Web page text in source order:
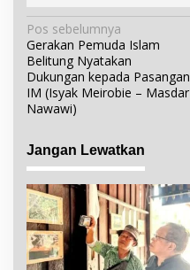
N
a
v
i
g
s
i
p
o
s
Pos sebelumnya
Gerakan Pemuda Islam
Belitung Nyatakan
Dukungan kepada Pasangan
IM (Isyak Meirobie – Masdar
Nawawi)
Jangan Lewatkan